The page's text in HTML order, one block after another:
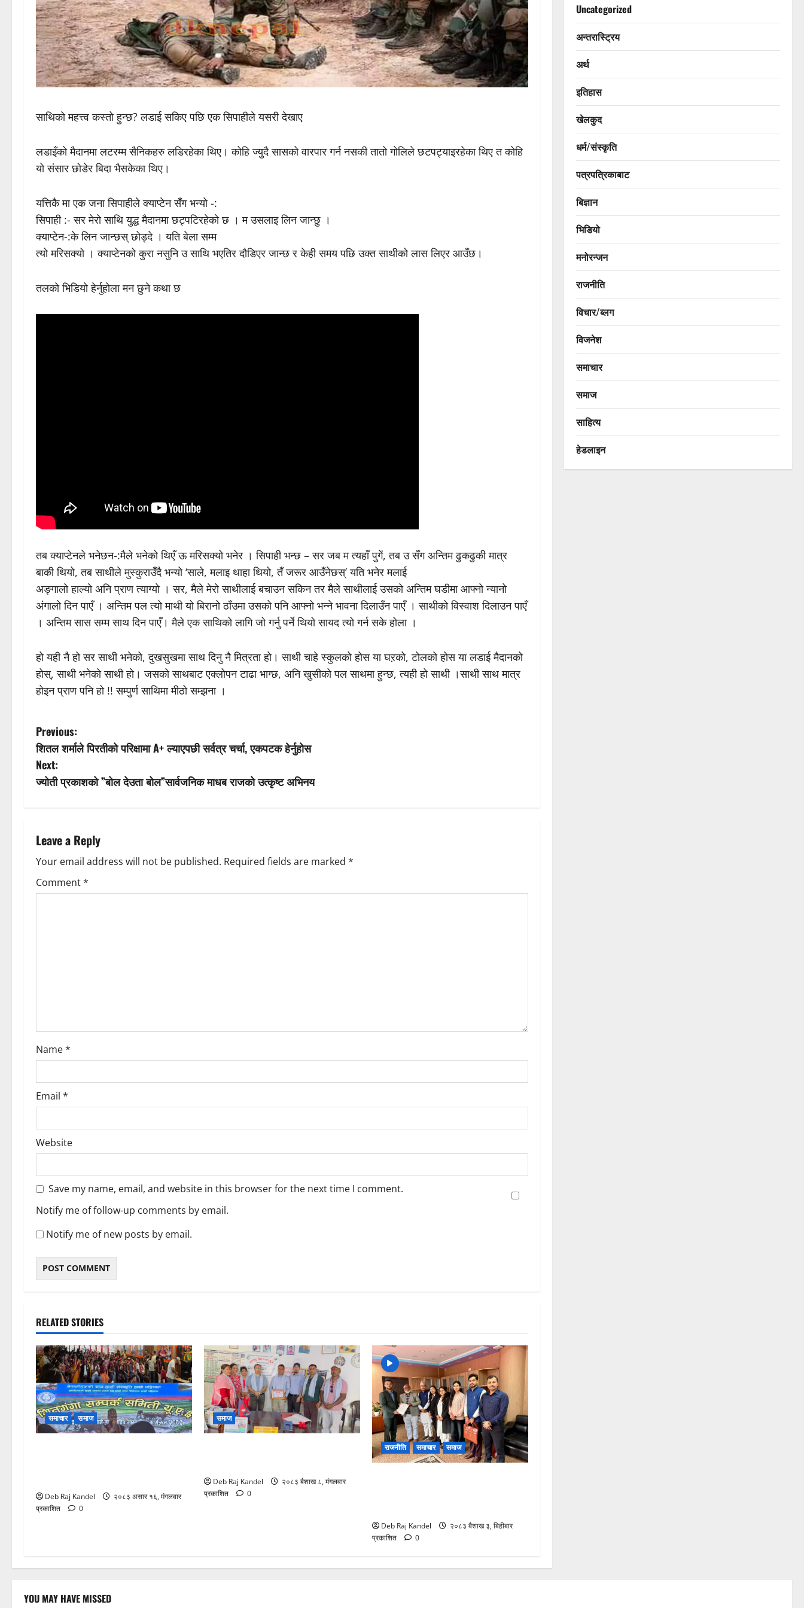
साथिको महत्त्व कस्तो हुन्छ? लडाई सकिए पछि एक सिपाहीले यसरी देखाए
लडाइँको मैदानमा लटरम्म सैनिकहरु लडिरहेका थिए। कोहि ज्युदै सासको वारपार गर्न नसकी तातो गोलिले छटपट्याइरहेका थिए त कोहि
यो संसार छोडेर बिदा भैसकेका थिए।
यत्तिकै मा एक जना सिपाहीले क्याप्टेन सँग भन्यो -:
सिपाही :- सर मेरो साथि युद्ध मैदानमा छट्पटिरहेको छ । म उसलाइ लिन जान्छु ।
क्याप्टेन-:के लिन जान्छस् छोड्दे । यति बेला सम्म
त्यो मरिसक्यो । क्याप्टेनको कुरा नसुनि उ साथि भएतिर दौडिएर जान्छ र केही समय पछि उक्त साथीको लास लिएर आउँछ।
तलको भिडियो हेर्नुहोला मन छुने कथा छ
तब क्याप्टेनले भनेछन-:मैले भनेको थिएँ ऊ मरिसक्यो भनेर । सिपाही भन्छ – सर जब म त्यहाँ पुगें, तब उ सँग अन्तिम ढुकढुकी मात्र
बाकी थियो, तब साथीले मुस्कुराउँदै भन्यो ‘साले, मलाइ थाहा थियो, तँ जरूर आउँनेछस्’ यति भनेर मलाई
अङ्गालो हाल्यो अनि प्राण त्याग्यो । सर, मैले मेरो साथीलाई बचाउन सकिन तर मैले साथीलाई उसको अन्तिम घडीमा आफ्नो न्यानो
अंगालो दिन पाएँ । अन्तिम पल त्यो माथी यो बिरानो ठाँउमा उसको पनि आफ्नो भन्ने भावना दिलाउँन पाएँ । साथीको विस्वाश दिलाउन पाएँ
। अन्तिम सास सम्म साथ दिन पाएँ। मैले एक साथिको लागि जो गर्नु पर्ने थियो सायद त्यो गर्न सके होला ।
हो यही नै हो सर साथी भनेको, दुखसुखमा साथ दिनु नै मित्रता हो। साथी चाहे स्कुलको होस या घऱको, टोलको होस या लडाई मैदानको
होस्, साथी भनेको साथी हो। जसको साथबाट एक्लोपन टाढा भाग्छ, अनि खुसीको पल साथमा हुन्छ, त्यही हो साथी ।साथी साथ मात्र
होइन प्राण पनि हो !! सम्पुर्ण साथिमा मीठो सम्झना ।
P
o
s
n
a
v
o
n
Previous:
शितल शर्माले पिरतीको परिक्षामा A+ ल्याएपछी सर्वत्र चर्चा, एकपटक हेर्नुहोस
Next:
ज्योती प्रकाशको ”बोल देउता बोल”सार्वजनिक माधब राजको उत्कृष्ट अभिनय
Leave a Reply
Your email address will not be published. Required fields are marked *
Comment*
Name*
Email *
Website
Save my name, email, and website in this browser for the next time I comment.
Notify me of follow-up comments by email.
Notify me of new posts by email.
RELATED STORIES
समाचार समाज
Deb Raj Kandel
२०८३ असार १६, मंगलवार
प्रकाशित
0
समाज
Deb Raj Kandel
२०८३ बैशाख ८, मंगलवार
प्रकाशित
0
राजनीति समाचार समाज
Deb Raj Kandel
२०८३ बैशाख ३, बिहीबार
प्रकाशित
0
Uncategorized
अन्तरास्ट्रिय
अर्थ
इतिहास
खेलकुद
धर्म/संस्कृति
पत्रपत्रिकाबाट
बिज्ञान
भिडियो
मनोरन्जन
राजनीति
विचार/ब्लग
विजनेश
समाचार
समाज
साहित्य
हेडलाइन
YOU MAY HAVE MISSED